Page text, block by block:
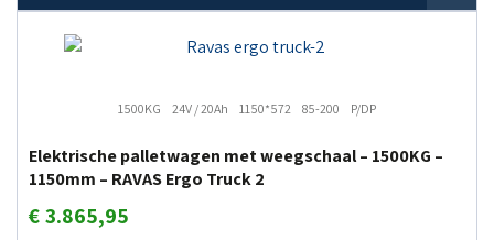
1500KG 24V / 20Ah 1150*572 85-200 P/DP
Elektrische palletwagen met weegschaal – 1500KG –
1150mm – RAVAS Ergo Truck 2
€3.865,95